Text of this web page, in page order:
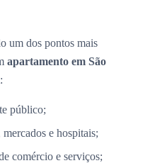
um dos pontos mais
apartamento em São
público;
e hospitais;
comércio e serviços;